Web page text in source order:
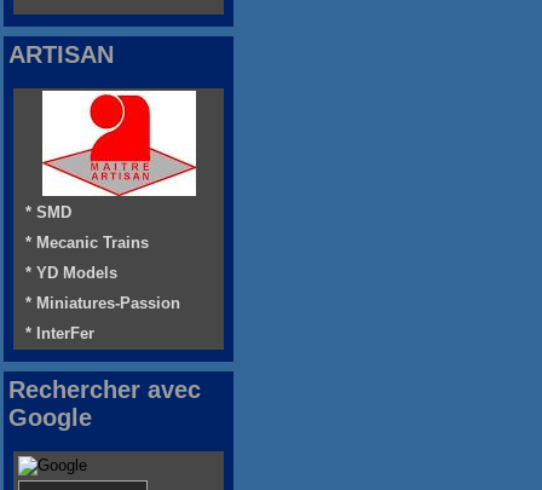
ARTISAN
* SMD
* Mecanic Trains
* YD Models
* Miniatures-Passion
* InterFer
Rechercher avec
Google